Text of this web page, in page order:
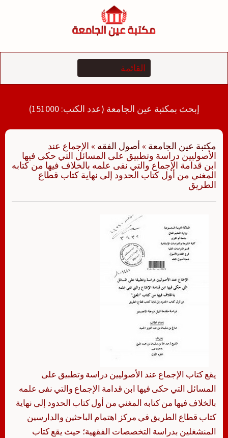
إبحث بمكتبة عين الجامعة (عدد الكتب: 151000)
مكتبة عين الجامعة » أصول الفقه » الإجماع عند
الأصوليين دراسة وتطبيق على المسائل التي حكى فيها
ابن قدامة الإجماع والتي نفى علمه بالخلاف فيها من كتابه
المغني من أول كتاب الحدود إلى نهاية كتاب قطاع
الطريق
يقع كتاب الإجماع عند الأصوليين دراسة وتطبيق على
المسائل التي حكى فيها ابن قدامة الإجماع والتي نفى علمه
بالخلاف فيها من كتابه المغني من أول كتاب الحدود إلى نهاية
كتاب قطاع الطريق في مركز اهتمام الباحثين والدارسين
المنشغلين بدراسة التخصصات الفقهية؛ حيث يقع كتاب